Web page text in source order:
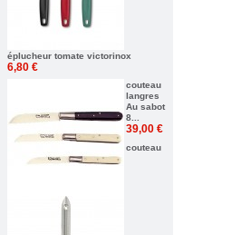
éplucheur tomate victorinox
6,80 €
couteau
langres
Au sabot
8...
39,00 €
couteau